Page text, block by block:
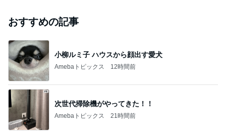
おすすめの記事
小柳ルミ子 ハウスから顔出す愛犬
Amebaトピックス 12時間前
次世代掃除機がやってきた！！
Amebaトピックス 21時間前